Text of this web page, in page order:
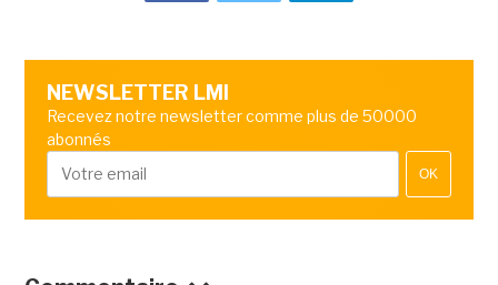
NEWSLETTER LMI
Recevez notre newsletter comme plus de 50000
abonnés
OK